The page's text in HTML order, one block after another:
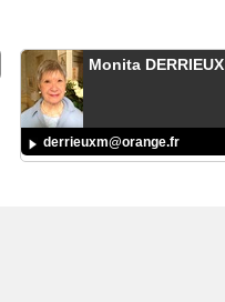
Monita DERRIEUX
derrieuxm@orange.fr